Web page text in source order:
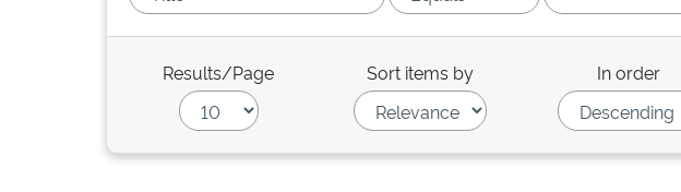
Results/Page Sort items by In order